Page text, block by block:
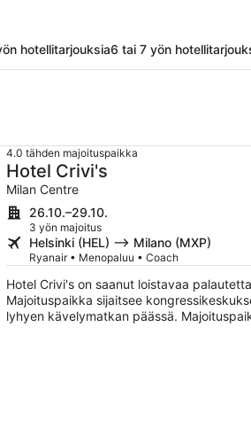
hotellitarjouksia6 tai 7 yön
4.0 tähden majoituspaikka
Hotel Crivi's
Milan Centre
26.10.–29.10.
3 yön majoitus
Helsinki (HEL) –> Milano (MXP)
Ryanair • Menopaluu • Coach
Hotel Crivi's on saanut loistavaa
Majoituspaikka sijaitsee
lyhyen kävelymatkan päässä.